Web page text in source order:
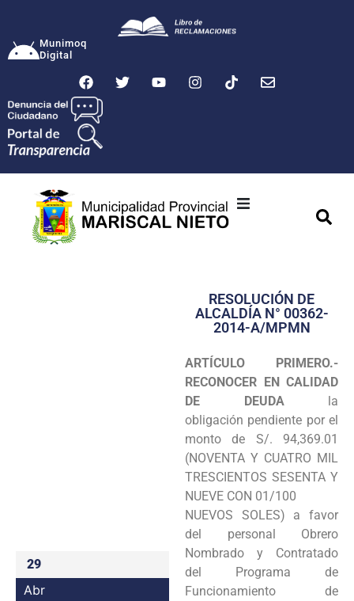
Munimoq
Digital
Transparencia
Programas
Intranet
29
Abr
RESOLUCIÓN DE
ALCALDÍA N° 00362-
2014-A/MPMN
ARTÍCULO PRIMERO.-
RECONOCER EN CALIDAD
DE DEUDAla
obligación pendiente por el
monto de S/. 94,369.01
(NOVENTA Y CUATRO MIL
TRESCIENTOS SESENTA Y
NUEVE CON 01/100
NUEVOS SOLES) a favor
del personal Obrero
Nombrado y Contratado
del Programa de
Funcionamiento de